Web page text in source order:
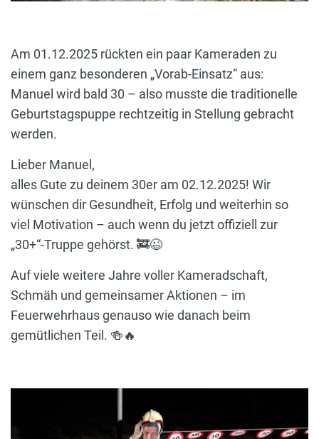
Am 01.12.2025 rückten ein paar Kameraden zu
einem ganz besonderen „Vorab-Einsatz“ aus:
Manuel wird bald 30 – also musste die traditionelle
Geburtstagspuppe rechtzeitig in Stellung gebracht
werden.
Lieber Manuel,
alles Gute zu deinem 30er am 02.12.2025! Wir
wünschen dir Gesundheit, Erfolg und weiterhin so
viel Motivation – auch wenn du jetzt offiziell zur
„30+“-Truppe gehörst. 🚒😉
Auf viele weitere Jahre voller Kameradschaft,
Schmäh und gemeinsamer Aktionen – im
Feuerwehrhaus genauso wie danach beim
gemütlichen Teil. 🍻🔥